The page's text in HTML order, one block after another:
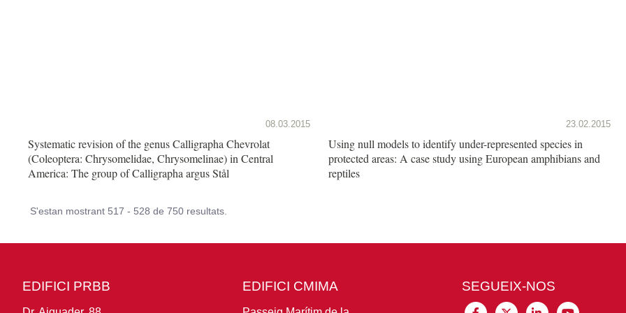
08.03.2015
Systematic revision of the genus Calligrapha Chevrolat
(Coleoptera: Chrysomelidae, Chrysomelinae) in Central
America: The group of Calligrapha argus Stål
23.02.2015
Using null models to identify under-represented species in
protected areas: A case study using European amphibians and
reptiles
S'estan mostrant 517 - 528 de 750 resultats.
EDIFICI PRBB EDIFICI CMIMA SEGUEIX-NOS